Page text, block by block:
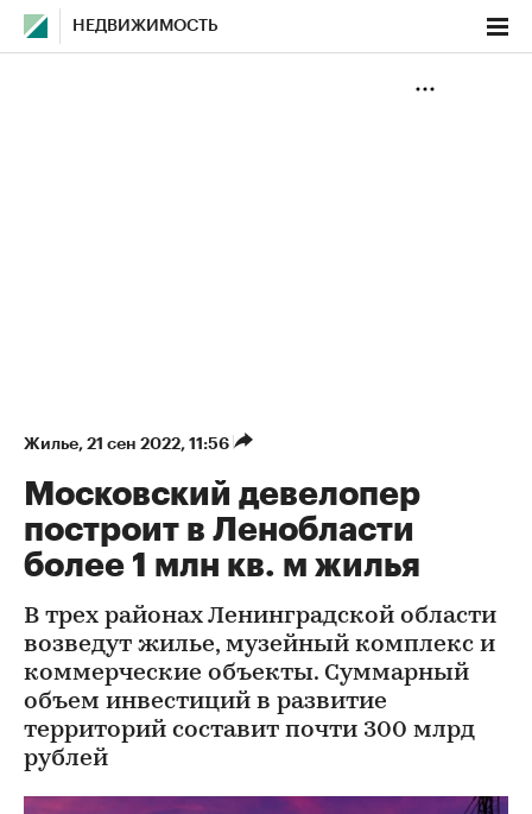
НЕДВИЖИМОСТЬ
Жилье⁠, 21 сен 2022, 11:56
Московский девелопер
построит в Ленобласти
более 1 млн кв. м жилья
В трех районах Ленинградской области
возведут жилье, музейный комплекс и
коммерческие объекты. Суммарный
объем инвестиций в развитие
территорий составит почти 300 млрд
рублей